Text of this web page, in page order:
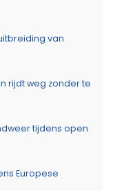
van
rijdt weg zonder te
tijdens open
Europese